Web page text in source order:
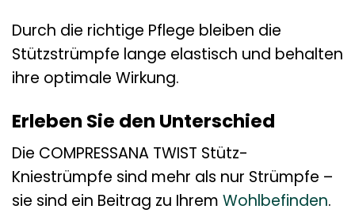
Durch die richtige Pflege bleiben die
Stützstrümpfe lange elastisch und behalten
ihre optimale Wirkung.
Erleben Sie den Unterschied
Die COMPRESSANA TWIST Stütz-
Kniestrümpfe sind mehr als nur Strümpfe –
sie sind ein Beitrag zu Ihrem Wohlbefinden.